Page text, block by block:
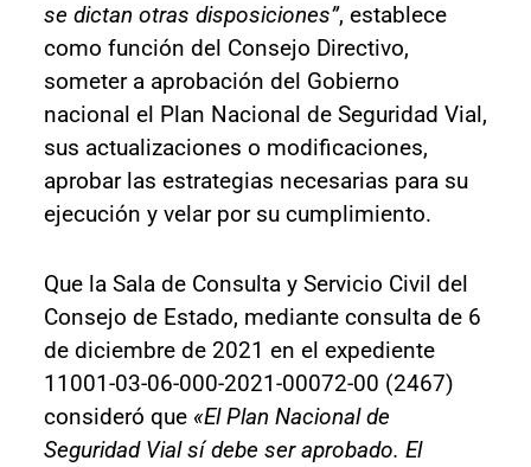
se dictan otras disposiciones”, establece
como función del Consejo Directivo,
someter a aprobación del Gobierno
nacional el Plan Nacional de Seguridad Vial,
sus actualizaciones o modificaciones,
aprobar las estrategias necesarias para su
ejecución y velar por su cumplimiento.
Que la Sala de Consulta y Servicio Civil del
Consejo de Estado, mediante consulta de 6
de diciembre de 2021 en el expediente
11001-03-06-000-2021-00072-00 (2467)
consideró que «El Plan Nacional de
Seguridad Vial sí debe ser aprobado. El